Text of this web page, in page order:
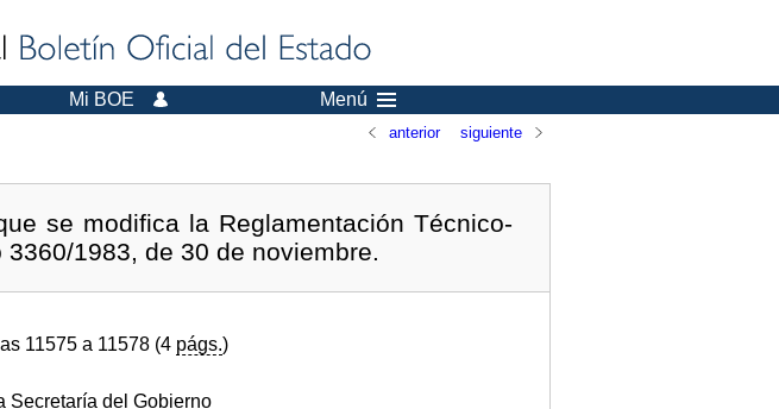
Mi BOE Menú
anterior siguiente
se modifica la Reglamentación Técnico-
1983, de 30 de noviembre.
11575 a 11578 (4 págs.)
Secretaría del Gobierno